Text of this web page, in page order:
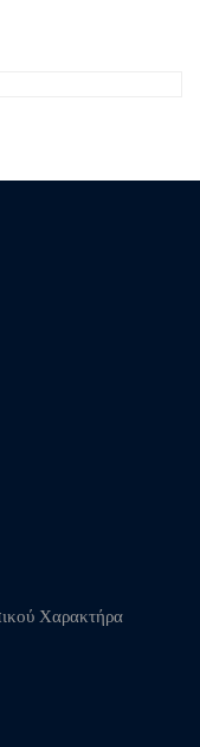
Χαρακτήρα